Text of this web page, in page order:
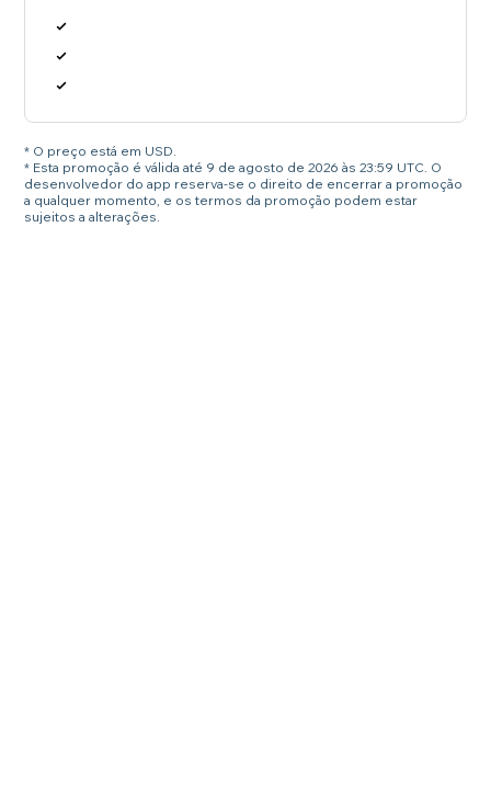
* O preço está em USD.
* Esta promoção é válida até 9 de agosto de 2026 às 23:59 UTC. O
desenvolvedor do app reserva-se o direito de encerrar a promoção
a qualquer momento, e os termos da promoção podem estar
sujeitos a alterações.